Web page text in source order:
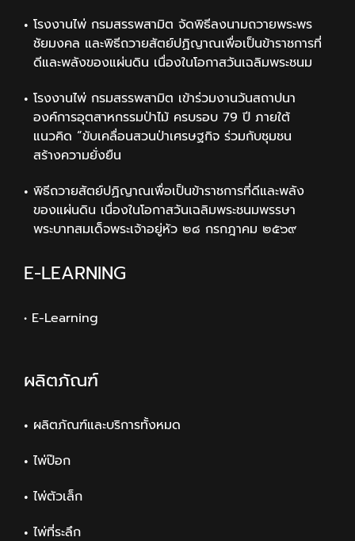
โรงงานไพ่ กรมสรรพสามิต จัดพิธีลงนามถวายพระพร
ชัยมงคล และพิธีถวายสัตย์ปฏิญาณเพื่อเป็นข้าราชการที่
ดีและพลังของแผ่นดิน เนื่องในโอกาสวันเฉลิมพระชนม
โรงงานไพ่ กรมสรรพสามิต เข้าร่วมงานวันสถาปนา
องค์การอุตสาหกรรมป่าไม้ ครบรอบ 79 ปี ภายใต้
แนวคิด “ขับเคลื่อนสวนป่าเศรษฐกิจ ร่วมกับชุมชน
สร้างความยั่งยืน
พิธีถวายสัตย์ปฏิญาณเพื่อเป็นข้าราชการที่ดีและพลัง
ของแผ่นดิน เนื่องในโอกาสวันเฉลิมพระชนมพรรษา
พระบาทสมเด็จพระเจ้าอยู่หัว ๒๘ กรกฎาคม ๒๕๖๙
E-LEARNING
• E-Learning
ผลิตภัณฑ์
ผลิตภัณฑ์และบริการทั้งหมด
ไพ่ป๊อก
ไพ่ตัวเล็ก
ไพ่ที่ระลึก